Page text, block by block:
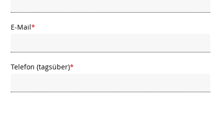
E-Mail*
Telefon (tagsüber)*